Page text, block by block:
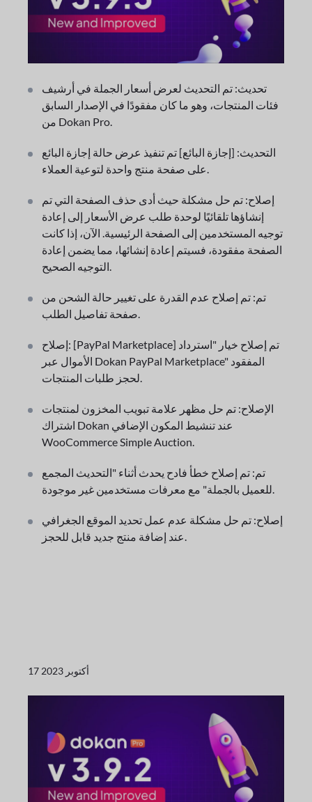
تحديث: تم التحديث لعرض أسعار الجملة في أرشيف
فئات المنتجات، وهو ما كان مفقودًا في الإصدار السابق
من Dokan Pro.
التحديث: [إجازة البائع] تم تنفيذ عرض حالة إجازة البائع
على صفحة منتج واحدة لتوعية العملاء.
إصلاح: تم حل مشكلة حيث أدى حذف الصفحة التي تم
إنشاؤها تلقائيًا لوحدة طلب عرض الأسعار إلى إعادة
توجيه المستخدمين إلى الصفحة الرئيسية. الآن، إذا كانت
الصفحة مفقودة، فسيتم إعادة إنشائها، مما يضمن إعادة
التوجيه الصحيح.
تم: تم إصلاح عدم القدرة على تغيير حالة الشحن من
صفحة تفاصيل الطلب.
إصلاح: [PayPal Marketplace] تم إصلاح خيار "استرداد
الأموال عبر Dokan PayPal Marketplace" المفقود
لحجز طلبات المنتجات.
الإصلاح: تم حل مظهر علامة تبويب المخزون لمنتجات
اشتراك Dokan عند تنشيط المكون الإضافي
WooCommerce Simple Auction.
تم: تم إصلاح خطأ فادح يحدث أثناء "التحديث المجمع
للعميل بالجملة" مع معرفات مستخدمين غير موجودة.
إصلاح: تم حل مشكلة عدم عمل تحديد الموقع الجغرافي
عند إضافة منتج جديد قابل للحجز.
17 أكتوبر 2023